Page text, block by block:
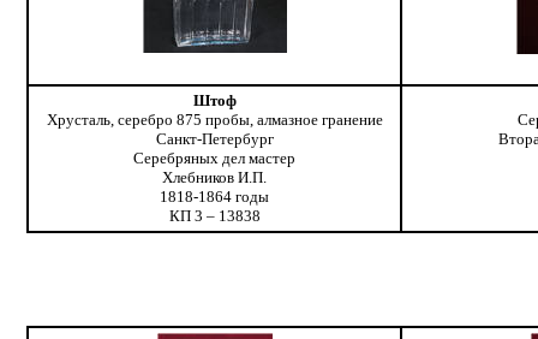
Штоф
Хрусталь, серебро 875 пробы, алмазное гранение
Санкт-Петербург
Серебряных дел мастер
Хлебников И.П.
1818-1864 годы
КП 3 – 13838